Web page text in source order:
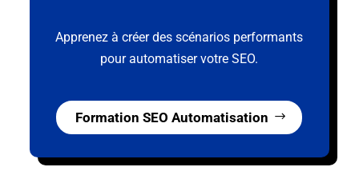
Apprenez à créer des scénarios performants
pour automatiser votre SEO.
Formation SEO Automatisation